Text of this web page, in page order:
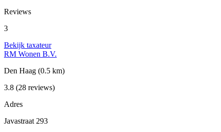
Reviews
3
Bekijk taxateur
RM Wonen B.V.
Den Haag (0.5 km)
3.8 (28 reviews)
Adres
Javastraat 293